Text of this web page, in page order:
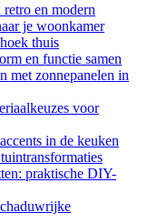
en modern
je woonkamer
thuis
en functie samen
met zonnepanelen in
voor
in de keuken
praktische DIY-